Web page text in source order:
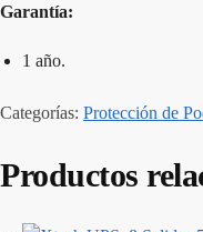
Garantía:
1 año.
Categorías: Protección de
Productos